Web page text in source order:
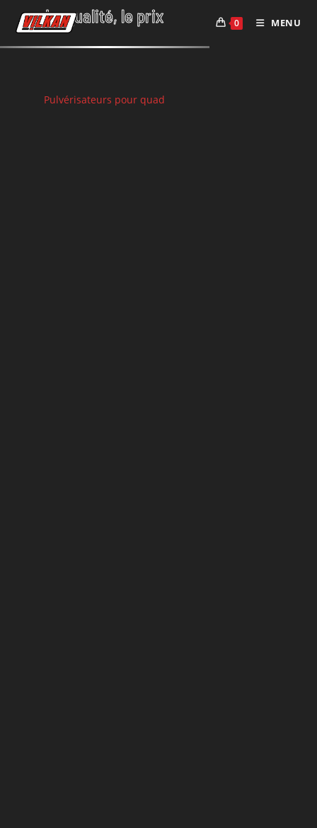
content
0 MENU
La qualité, le prix
Pulvérisateurs pour quad